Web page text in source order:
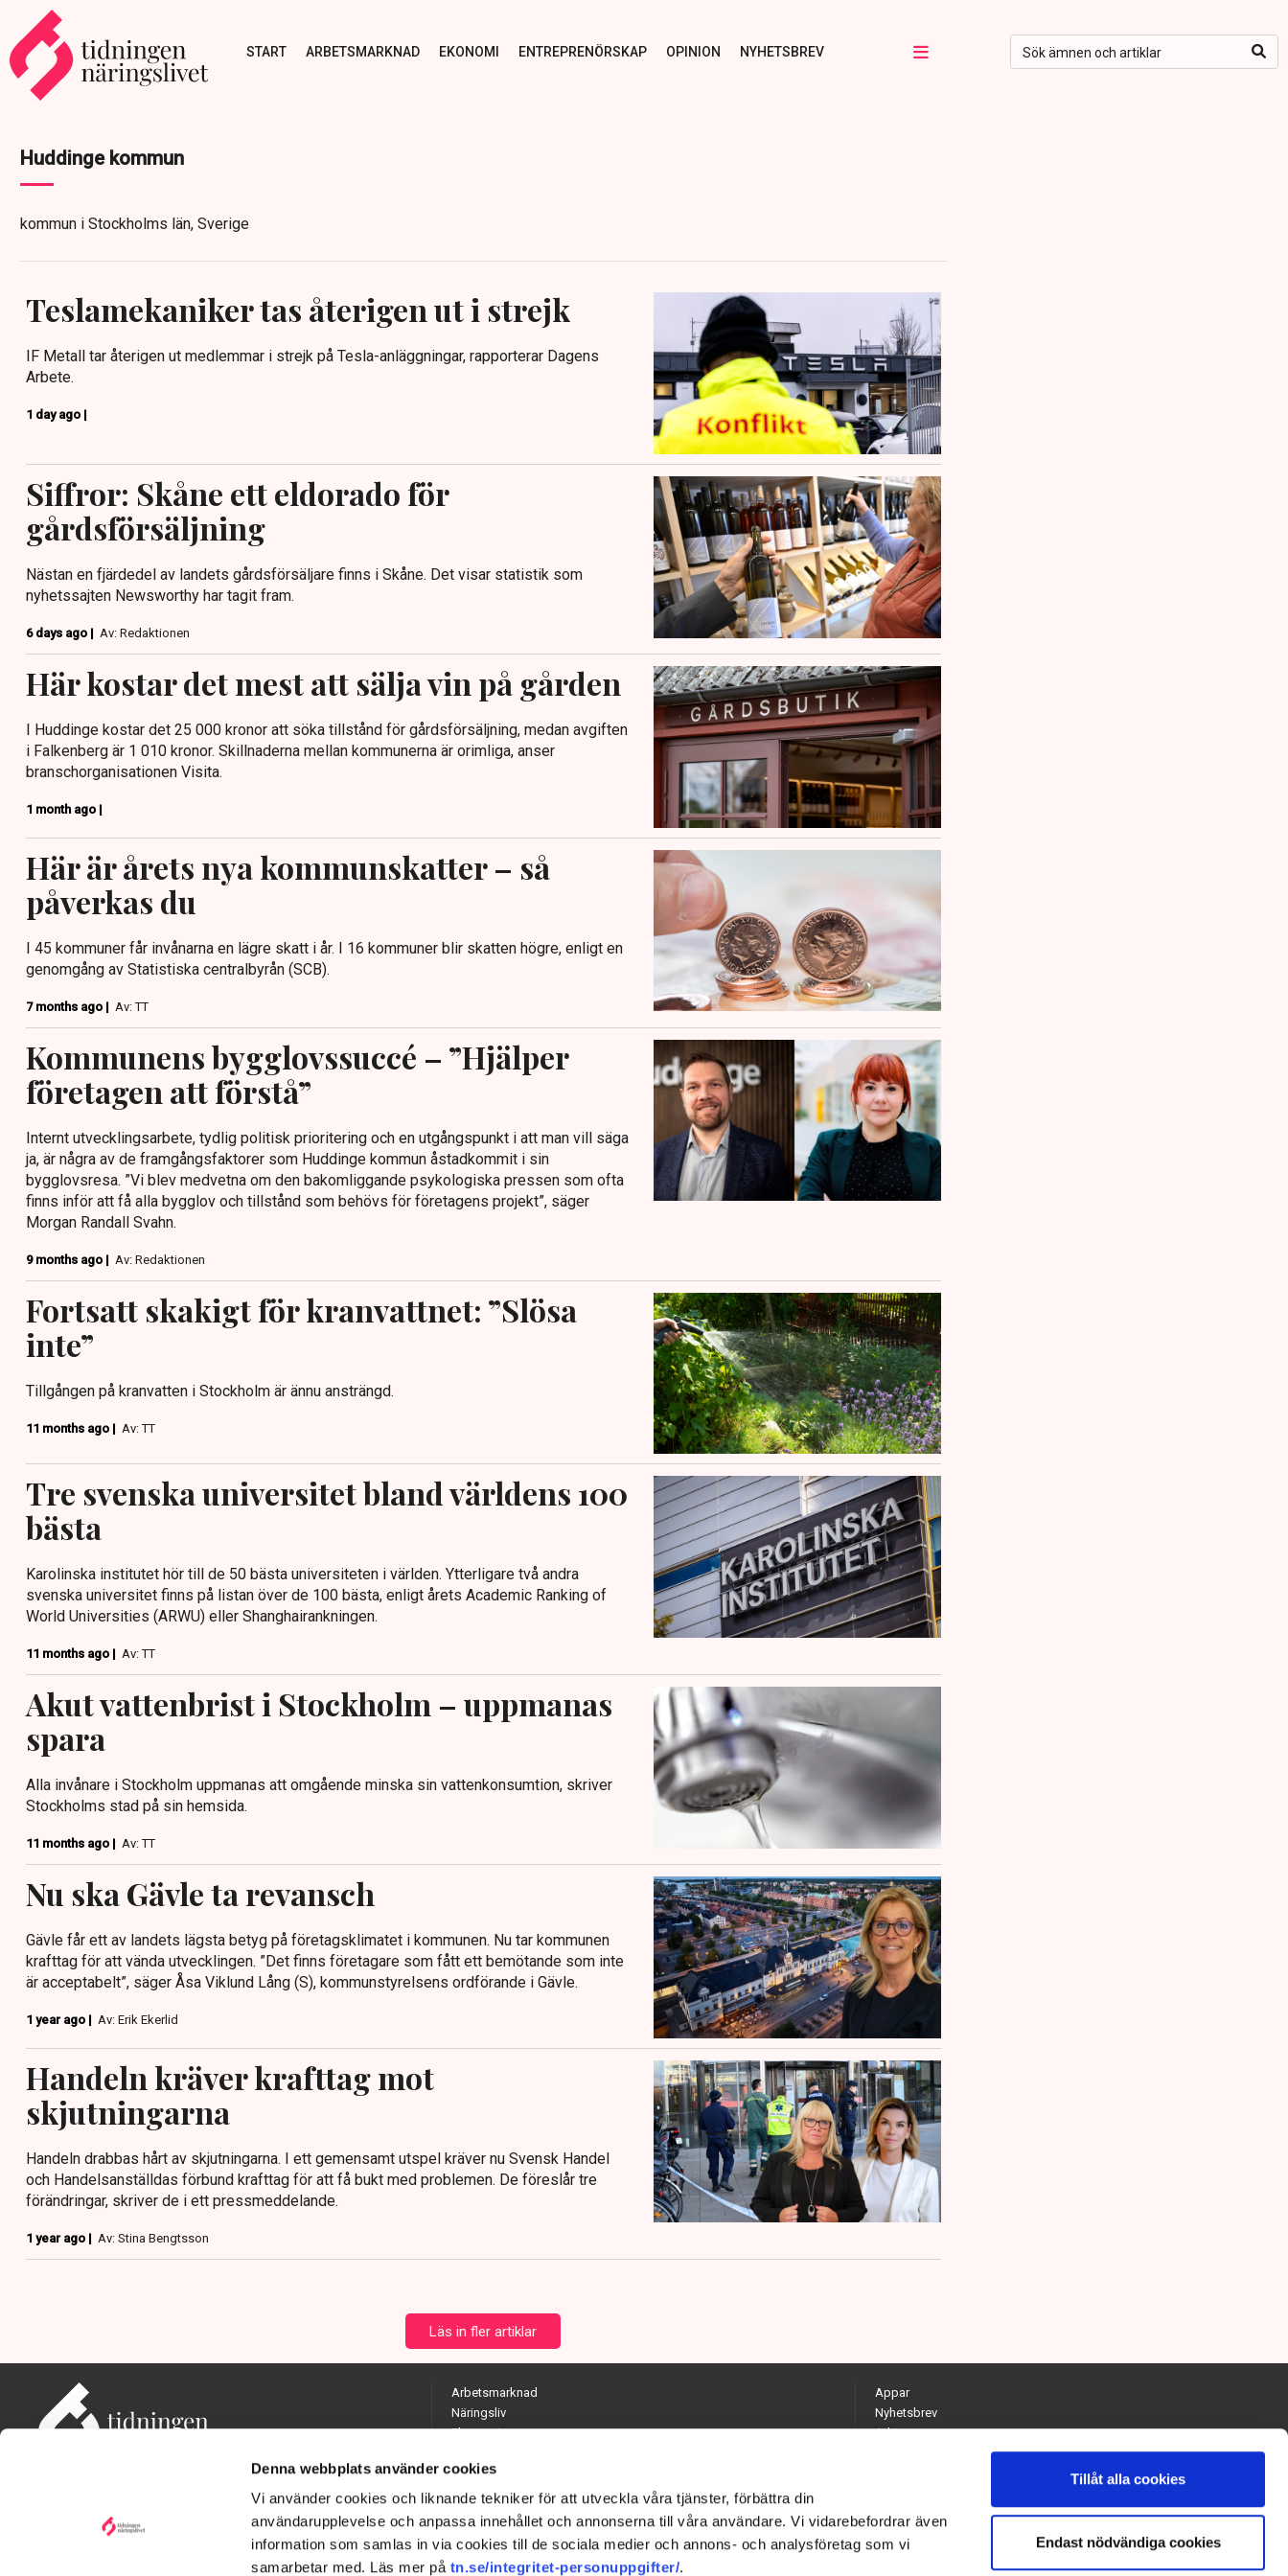
Denna webbplats använder cookies
Vi använder cookies och liknande tekniker för att utveckla våra tjänster, förbättra din
användarupplevelse och anpassa innehållet och annonserna till våra användare. Vi vidarebefordrar även
information som samlas in via cookies till de sociala medier och annons- och analysföretag som vi
samarbetar med. Läs mer på tn.se/integritet-personuppgifter/.
Tillåt alla cookies
Endast nödvändiga cookies
START ARBETSMARKNAD EKONOMI ENTREPRENÖRSKAP OPINION NYHETSBREV
Huddinge kommun
kommun i Stockholms län, Sverige
Teslamekaniker tas återigen ut i strejk
IF Metall tar återigen ut medlemmar i strejk på Tesla-anläggningar, rapporterar Dagens
Arbete.
1 day ago |
Siffror: Skåne ett eldorado för
gårdsförsäljning
Nästan en fjärdedel av landets gårdsförsäljare finns i Skåne. Det visar statistik som
nyhetssajten Newsworthy har tagit fram.
6 days ago | Av: Redaktionen
Här kostar det mest att sälja vin på gården
I Huddinge kostar det 25 000 kronor att söka tillstånd för gårdsförsäljning, medan avgiften
i Falkenberg är 1 010 kronor. Skillnaderna mellan kommunerna är orimliga, anser
branschorganisationen Visita.
1 month ago |
Här är årets nya kommunskatter – så
påverkas du
I 45 kommuner får invånarna en lägre skatt i år. I 16 kommuner blir skatten högre, enligt en
genomgång av Statistiska centralbyrån (SCB).
7 months ago | Av: TT
Kommunens bygglovssuccé – ”Hjälper
företagen att förstå”
Internt utvecklingsarbete, tydlig politisk prioritering och en utgångspunkt i att man vill säga
ja, är några av de framgångsfaktorer som Huddinge kommun åstadkommit i sin
bygglovsresa. ”Vi blev medvetna om den bakomliggande psykologiska pressen som ofta
finns inför att få alla bygglov och tillstånd som behövs för företagens projekt”, säger
Morgan Randall Svahn.
9 months ago | Av: Redaktionen
Fortsatt skakigt för kranvattnet: ”Slösa
inte”
Tillgången på kranvatten i Stockholm är ännu ansträngd.
11 months ago | Av: TT
Tre svenska universitet bland världens 100
bästa
Karolinska institutet hör till de 50 bästa universiteten i världen. Ytterligare två andra
svenska universitet finns på listan över de 100 bästa, enligt årets Academic Ranking of
World Universities (ARWU) eller Shanghairankningen.
11 months ago | Av: TT
Akut vattenbrist i Stockholm – uppmanas
spara
Alla invånare i Stockholm uppmanas att omgående minska sin vattenkonsumtion, skriver
Stockholms stad på sin hemsida.
11 months ago | Av: TT
Nu ska Gävle ta revansch
Gävle får ett av landets lägsta betyg på företagsklimatet i kommunen. Nu tar kommunen
krafttag för att vända utvecklingen. ”Det finns företagare som fått ett bemötande som inte
är acceptabelt”, säger Åsa Viklund Lång (S), kommunstyrelsens ordförande i Gävle.
1 year ago | Av: Erik Ekerlid
Handeln kräver krafttag mot
skjutningarna
Handeln drabbas hårt av skjutningarna. I ett gemensamt utspel kräver nu Svensk Handel
och Handelsanställdas förbund krafttag för att få bukt med problemen. De föreslår tre
förändringar, skriver de i ett pressmeddelande.
1 year ago | Av: Stina Bengtsson
Läs in fler artiklar
Adress: Tidningen Näringslivet, 114 82 Stockholm
Besöksadress: Storgatan 19, Stockholm
Arbetsmarknad
Näringsliv
Ekonomi
Opinion
Hållbarhet
Utrikes
Quiz
Appar
Nyhetsbrev
Arkiv
Kontakta redaktionen
Chefredaktör och ansvarig utgivare: